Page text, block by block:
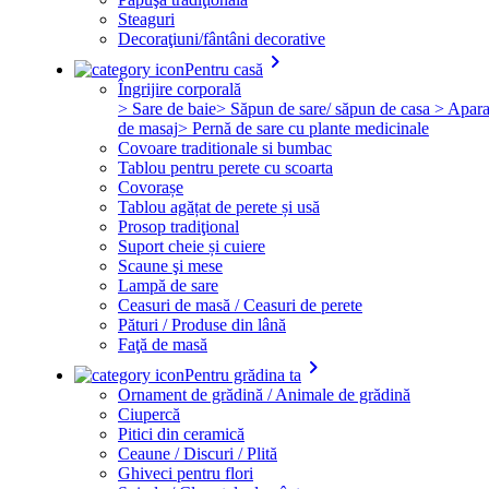
Steaguri
Decoraţiuni/fântâni decorative
Pentru casă keyboard_arrow_right
Îngrijire corporală
> Sare de baie> Săpun de sare/ săpun de casa >
de masaj> Pernă de sare cu plante medicinale
Covoare traditionale si bumbac
Tablou pentru perete cu scoarta
Covorașe
Tablou agățat de perete și usă
Prosop tradiţional
Suport cheie și cuiere
Scaune şi mese
Lampă de sare
Ceasuri de masă / Ceasuri de perete
Pături / Produse din lână
Faţă de masă
Pentru grădina ta keyboard_arrow_right
Ornament de grădină / Animale de grădină
Ciupercă
Pitici din ceramică
Ceaune / Discuri / Plită
Ghiveci pentru flori